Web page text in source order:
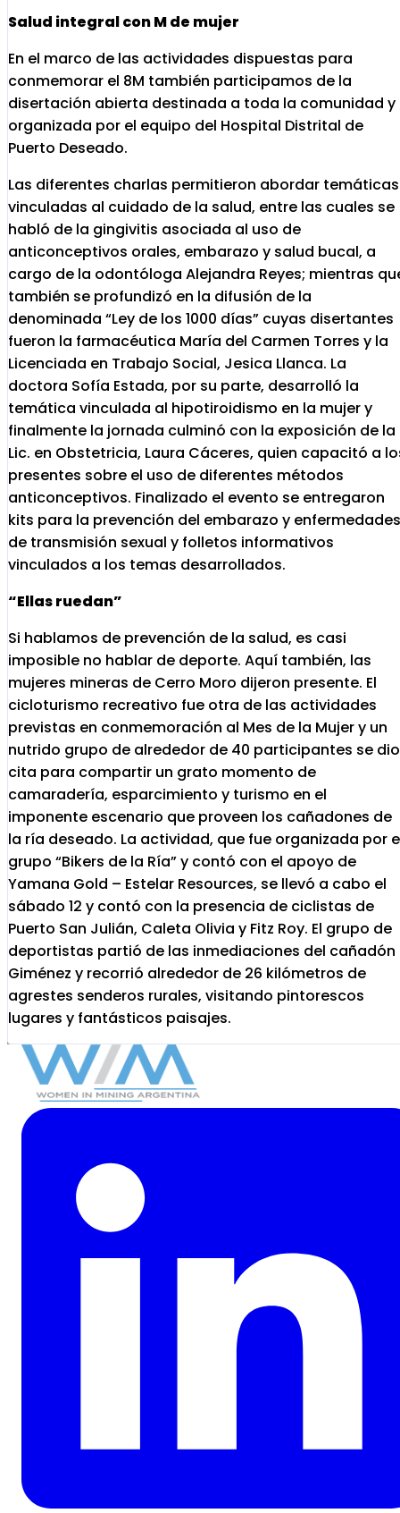
Salud integral con M de mujer
En el marco de las actividades dispuestas para
conmemorar el 8M también participamos de la
disertación abierta destinada a toda la comunidad y
organizada por el equipo del Hospital Distrital de
Puerto Deseado.
Las diferentes charlas permitieron abordar temáticas
vinculadas al cuidado de la salud, entre las cuales se
habló de la gingivitis asociada al uso de
anticonceptivos orales, embarazo y salud bucal, a
cargo de la odontóloga Alejandra Reyes; mientras
también se profundizó en la difusión de la
denominada “Ley de los 1000 días” cuyas disertantes
fueron la farmacéutica María del Carmen Torres y la
Licenciada en Trabajo Social, Jesica Llanca. La
doctora Sofía Estada, por su parte, desarrolló la
temática vinculada al hipotiroidismo en la mujer y
finalmente la jornada culminó con la exposición de la
Lic. en Obstetricia, Laura Cáceres, quien capacitó a
presentes sobre el uso de diferentes métodos
anticonceptivos. Finalizado el evento se entregaron
kits para la prevención del embarazo y enfermedades
de transmisión sexual y folletos informativos
vinculados a los temas desarrollados.
“Ellas ruedan”
Si hablamos de prevención de la salud, es casi
imposible no hablar de deporte. Aquí también, las
mujeres mineras de Cerro Moro dijeron presente. El
cicloturismo recreativo fue otra de las actividades
previstas en conmemoración al Mes de la Mujer y un
nutrido grupo de alrededor de 40 participantes se dio
cita para compartir un grato momento de
camaradería, esparcimiento y turismo en el
imponente escenario que proveen los cañadones de
la ría deseado. La actividad, que fue organizada por
grupo “Bikers de la Ría” y contó con el apoyo de
Yamana Gold – Estelar Resources, se llevó a cabo el
sábado 12 y contó con la presencia de ciclistas de
Puerto San Julián, Caleta Olivia y Fitz Roy. El grupo de
deportistas partió de las inmediaciones del cañadón
Giménez y recorrió alrededor de 26 kilómetros de
agrestes senderos rurales, visitando pintorescos
lugares y fantásticos paisajes.